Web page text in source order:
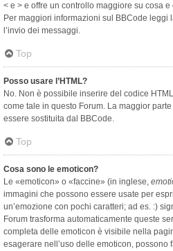
< e > e offre un controllo maggiore su cosa
Per maggiori informazioni sul BBCode
l’invio dei messaggi.
Top
Posso usare l’HTML?
No. Non è possibile inserire del codice
come tale in questo Forum. La maggior
essere sostituita dal BBCode.
Top
Cosa sono le emoticon?
Le «emoticon» o «faccine» (in inglese,
immagini che possono essere usate per
un’emozione con pochi caratteri; ad es. :)
Forum trasforma automaticamente queste
completa delle emoticon è visibile nella
esagerare nell’uso delle emoticon,